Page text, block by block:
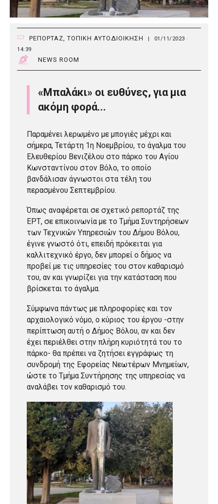
ΡΕΠΟΡΤΑΖ ,ΤΟΠΙΚΗ ΑΥΤΟΔΙΟΙΚΗΣΗ |
01/11/2023 ·
14:39
NEWS ROOM
«Μπαλάκι» οι ευθύνες, για μια
ακόμη φορά...
Παραμένει λερωμένο με μπογιές μέχρι και
σήμερα, Τετάρτη 1η Νοεμβρίου, το άγαλμα του
Ελευθερίου Βενιζέλου στο πάρκο του Αγίου
Κωνσταντίνου στον Βόλο, το οποίο
βανδάλισαν άγνωστοι στα τέλη του
περασμένου Σεπτεμβρίου.
Όπως αναφέρεται σε σχετικό ρεπορτάζ της
ΕΡΤ, σε επικοινωνία με το Τμήμα Συντηρήσεων
των Τεχνικών Υπηρεσιών του Δήμου Βόλου,
έγινε γνωστό ότι, επειδή πρόκειται για
καλλιτεχνικό έργο, δεν μπορεί ο δήμος να
προβεί με τις υπηρεσίες του στον καθαρισμό
του, αν και γνωρίζει για την κατάσταση που
βρίσκεται το άγαλμα.
Σύμφωνα πάντως με πληροφορίες και τον
αρχαιολογικό νόμο, ο κύριος του έργου -στην
περίπτωση αυτή ο Δήμος Βόλου, αν και δεν
έχει περιέλθει στην πλήρη κυριότητά του το
πάρκο- θα πρέπει να ζητήσει εγγράφως τη
συνδρομή της Εφορείας Νεωτέρων Μνημείων,
ώστε το Τμήμα Συντήρησης της υπηρεσίας να
αναλάβει τον καθαρισμό του.